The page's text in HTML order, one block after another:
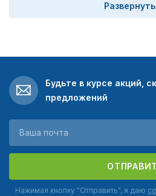
Развернуть
Будьте в курсе акций,
предложений
Нажимая кнопку "Отправить", я даю